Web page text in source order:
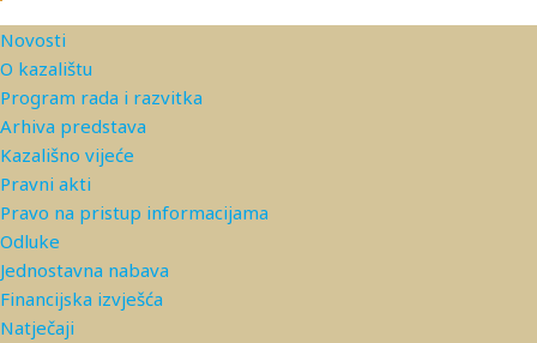
Novosti
O kazalištu
Program rada i razvitka
Arhiva predstava
Kazališno vijeće
Pravni akti
Pravo na pristup informacijama
Odluke
Jednostavna nabava
Financijska izvješća
Natječaji